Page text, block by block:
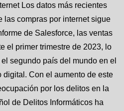
Los datos más recientes
las compras por internet sigue
de Salesforce, las ventas
el primer trimestre de 2023, lo
segundo país del mundo en el
Con el aumento de este
por los delitos en la
de Delitos Informáticos ha